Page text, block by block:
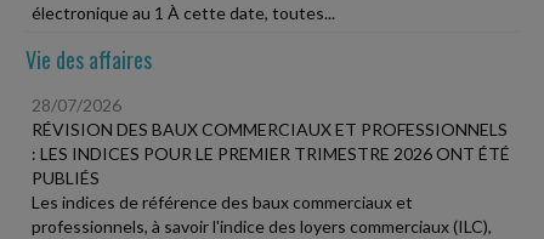
électronique au 1 À cette date, toutes...
Vie des affaires
28/07/2026
RÉVISION DES BAUX COMMERCIAUX ET PROFESSIONNELS
: LES INDICES POUR LE PREMIER TRIMESTRE 2026 ONT ÉTÉ
PUBLIÉS
Les indices de référence des baux commerciaux et
professionnels, à savoir l'indice des loyers commerciaux (ILC),